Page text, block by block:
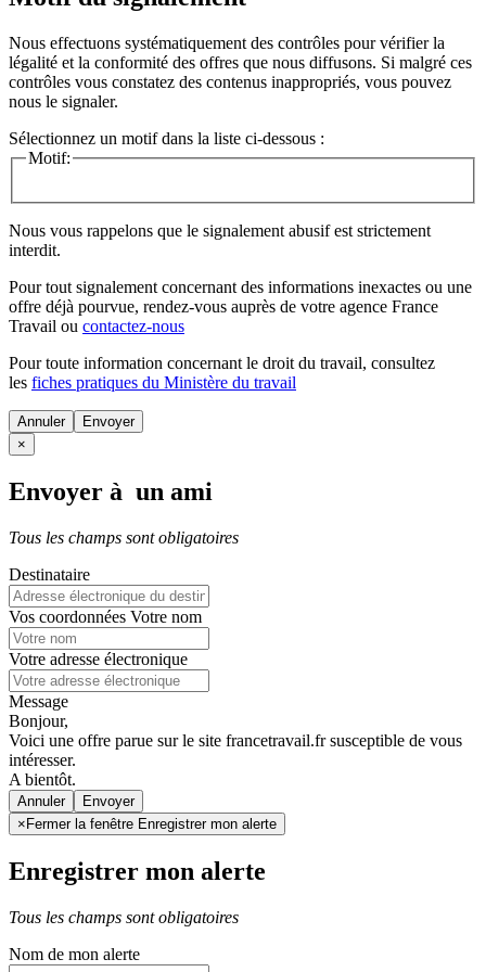
Nous effectuons systématiquement des contrôles pour vérifier la
légalité et la conformité des offres que nous diffusons. Si malgré ces
contrôles vous constatez des contenus inappropriés, vous pouvez
nous le signaler.
Sélectionnez un motif dans la liste ci-dessous :
Motif:
Nous vous rappelons que le signalement abusif est strictement
interdit.
Pour tout signalement concernant des informations inexactes ou une
offre déjà pourvue, rendez-vous auprès de votre agence France
Travail ou contactez-nous
Pour toute information concernant le droit du travail, consultez
les fiches pratiques du Ministère du travail
Annuler
×
Envoyer à un ami
Tous les champs sont obligatoires
Destinataire
Vos coordonnées Votre nom
Votre adresse électronique
Message
Bonjour,
Voici une offre parue sur le site francetravail.fr susceptible de vous
intéresser.
A bientôt.
Annuler
× Fermer la fenêtre Enregistrer mon alerte
Enregistrer mon alerte
Tous les champs sont obligatoires
Nom de mon alerte